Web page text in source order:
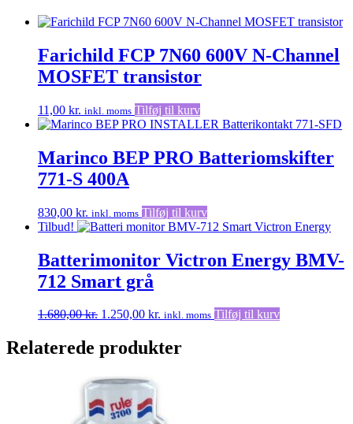
Farichild FCP 7N60 600V N-Channel
MOSFET transistor
11,00 kr. inkl. moms Tilføj til kurv
Marinco BEP PRO Batteriomskifter
771-S 400A
830,00 kr. inkl. moms Tilføj til kurv
Tilbud!
Batterimonitor Victron Energy BMV-
712 Smart grå
1.680,00kr. Den
pris
var:
1.250,00 kr. Den
pris
er:
inkl. moms Tilføj til kurv
Relaterede produkter